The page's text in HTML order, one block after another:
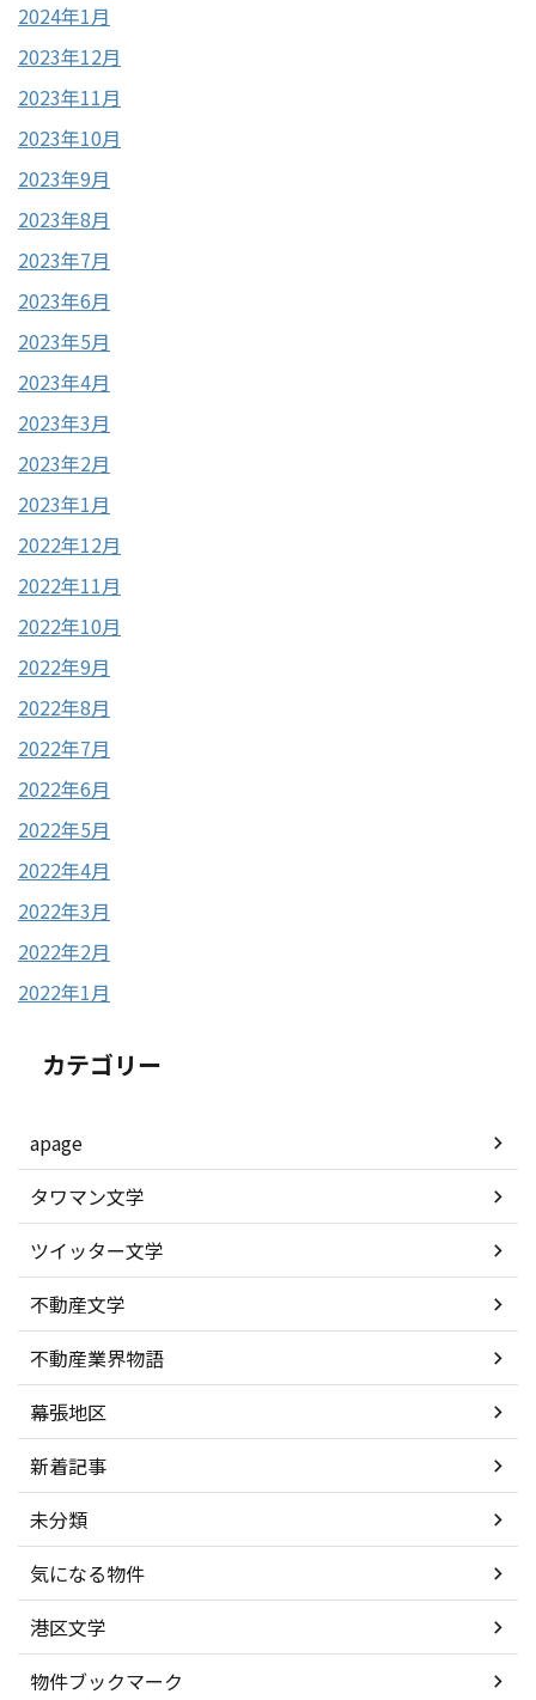
2024年1月
2023年12月
2023年11月
2023年10月
2023年9月
2023年8月
2023年7月
2023年6月
2023年5月
2023年4月
2023年3月
2023年2月
2023年1月
2022年12月
2022年11月
2022年10月
2022年9月
2022年8月
2022年7月
2022年6月
2022年5月
2022年4月
2022年3月
2022年2月
2022年1月
カテゴリー
apage
タワマン文学
ツイッター文学
不動産文学
不動産業界物語
幕張地区
新着記事
未分類
気になる物件
港区文学
物件ブックマーク